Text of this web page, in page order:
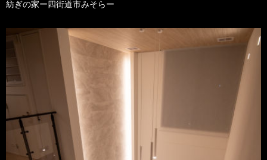
紡ぎの家ー四街道市みそらー